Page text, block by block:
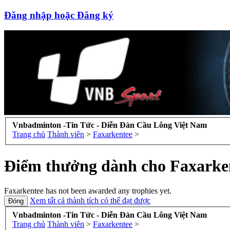
Đăng nhập hoặc Đăng ký
Vnbadminton -Tin Tức - Diễn Đàn Cầu Lông Việt Nam
Trang chủ Thành viên > Faxarkentee >
Điểm thưởng dành cho
Faxarkentee has not been awarded any trophies yet.
Xem tất cả thành tích có thể đạt được
Vnbadminton -Tin Tức - Diễn Đàn Cầu Lông Việt Nam
Trang chủ Thành viên > Faxarkentee >